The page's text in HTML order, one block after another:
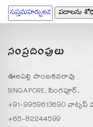
సంప్రదింపులు
ఊలపల్లి సాంబశివరావు
SINGAPORE, సింగపూర్.
+91-9959613690
+65-82244599